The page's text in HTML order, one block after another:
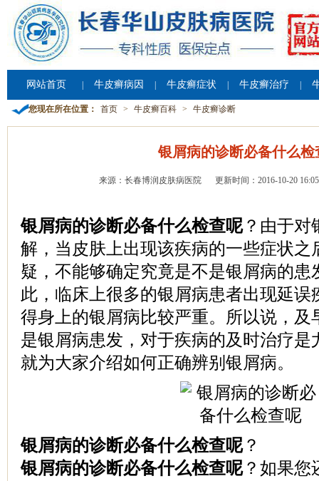
网站首页 牛皮癣病因 牛皮癣症状 牛皮癣治疗
您现在所在位置： 首页 > 牛皮癣百科 > 牛皮癣诊断
银屑病的诊断必备什么检
来源：长春博润皮肤病医院 更新时间：2016-10-20
银屑病的诊断必备什么检查呢？由于对
解，当皮肤上出现该疾病的一些症状之
疑，不能够确定究竟是不是银屑病的患
此，临床上很多的银屑病患者出现延误
得身上的银屑病比较严重。所以说，及
是银屑病患发，对于疾病的及时治疗是
就为大家介绍如何正确辨别银屑病。
银屑病的诊断必备什么检查呢？
银屑病的诊断必备什么检查呢？如果您